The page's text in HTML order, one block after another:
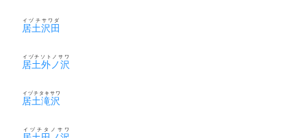
居土沢田
イヅチサワダ
居土外ノ沢
イヅチソトノサワ
居土滝沢
イヅチタキサワ
イヅチタノサワ